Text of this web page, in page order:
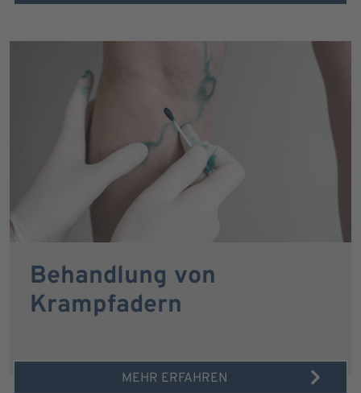
Behandlung von
Krampfadern
MEHR ERFAHREN